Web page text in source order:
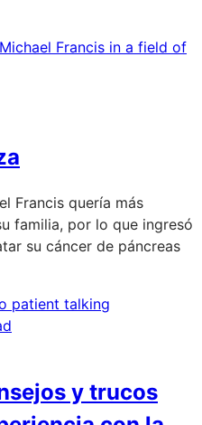
Francis quería más
familia, por lo que ingresó
su cáncer de páncreas
y trucos